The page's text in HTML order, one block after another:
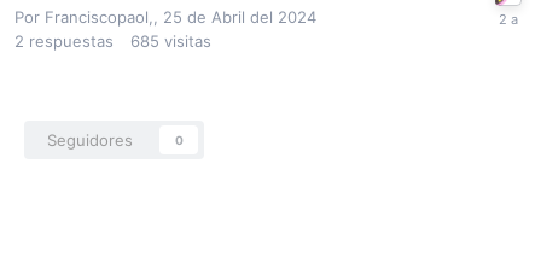
Por Franciscopaol,
25 de Abril del 2024
2 respuestas 685 visitas
Seguidores 0